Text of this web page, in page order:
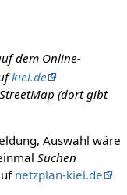
dem Online-
kiel.de
(dort gibt
Auswahl wäre
Suchen
netzplan-kiel.de